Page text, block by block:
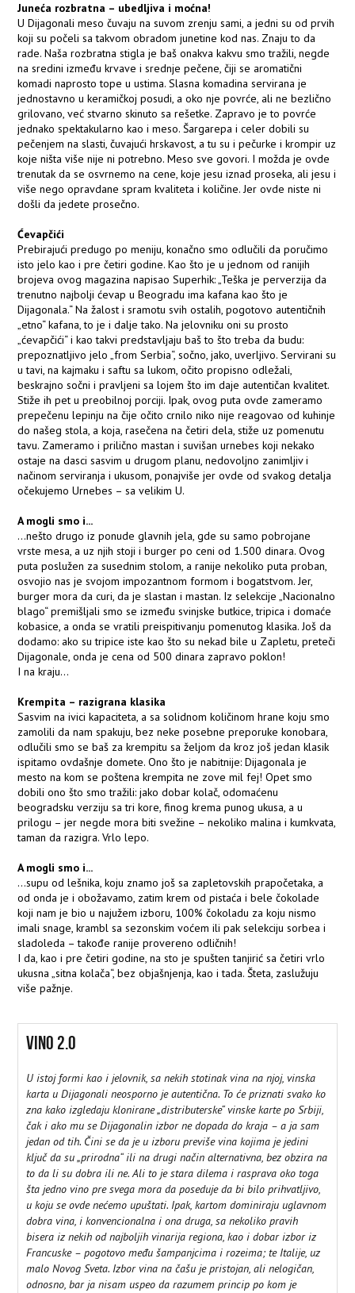
Juneća rozbratna – ubedljiva i moćna!
U Dijagonali meso čuvaju na suvom zrenju sami, a jedni su od prvih
koji su počeli sa takvom obradom junetine kod nas. Znaju to da
rade. Naša rozbratna stigla je baš onakva kakvu smo tražili, negde
na sredini između krvave i srednje pečene, čiji se aromatični
komadi naprosto tope u ustima. Slasna komadina servirana je
jednostavno u keramičkoj posudi, a oko nje povrće, ali ne bezlično
grilovano, već stvarno skinuto sa rešetke. Zapravo je to povrće
jednako spektakularno kao i meso. Šargarepa i celer dobili su
pečenjem na slasti, čuvajući hrskavost, a tu su i pečurke i krompir uz
koje ništa više nije ni potrebno. Meso sve govori. I možda je ovde
trenutak da se osvrnemo na cene, koje jesu iznad proseka, ali jesu i
više nego opravdane spram kvaliteta i količine. Jer ovde niste ni
došli da jedete prosečno.
Ćevapčići
Prebirajući predugo po meniju, konačno smo odlučili da poručimo
isto jelo kao i pre četiri godine. Kao što je u jednom od ranijih
brojeva ovog magazina napisao Superhik: „Teška je perverzija da
trenutno najbolji ćevap u Beogradu ima kafana kao što je
Dijagonala.“ Na žalost i sramotu svih ostalih, pogotovo autentičnih
„etno“ kafana, to je i dalje tako. Na jelovniku oni su prosto
„ćevapčići“ i kao takvi predstavljaju baš to što treba da budu:
prepoznatljivo jelo „from Serbia“, sočno, jako, uverljivo. Servirani su
u tavi, na kajmaku i saftu sa lukom, očito propisno odležali,
beskrajno sočni i pravljeni sa lojem što im daje autentičan kvalitet.
Stiže ih pet u preobilnoj porciji. Ipak, ovog puta ovde zameramo
prepečenu lepinju na čije očito crnilo niko nije reagovao od kuhinje
do našeg stola, a koja, rasečena na četiri dela, stiže uz pomenutu
tavu. Zameramo i prilično mastan i suvišan urnebes koji nekako
ostaje na dasci sasvim u drugom planu, nedovoljno zanimljiv i
načinom serviranja i ukusom, ponajviše jer ovde od svakog detalja
očekujemo Urnebes – sa velikim U.
A mogli smo i...
...nešto drugo iz ponude glavnih jela, gde su samo pobrojane
vrste mesa, a uz njih stoji i burger po ceni od 1.500 dinara. Ovog
puta poslužen za susednim stolom, a ranije nekoliko puta proban,
osvojio nas je svojom impozantnom formom i bogatstvom. Jer,
burger mora da curi, da je slastan i mastan. Iz selekcije „Nacionalno
blago“ premišljali smo se između svinjske butkice, tripica i domaće
kobasice, a onda se vratili preispitivanju pomenutog klasika. Još da
dodamo: ako su tripice iste kao što su nekad bile u Zapletu, preteči
Dijagonale, onda je cena od 500 dinara zapravo poklon!
I na kraju...
Krempita – razigrana klasika
Sasvim na ivici kapaciteta, a sa solidnom količinom hrane koju smo
zamolili da nam spakuju, bez neke posebne preporuke konobara,
odlučili smo se baš za krempitu sa željom da kroz još jedan klasik
ispitamo ovdašnje domete. Ono što je nabitnije: Dijagonala je
mesto na kom se poštena krempita ne zove mil fej! Opet smo
dobili ono što smo tražili: jako dobar kolač, odomaćenu
beogradsku verziju sa tri kore, finog krema punog ukusa, a u
prilogu – jer negde mora biti svežine – nekoliko malina i kumkvata,
taman da razigra. Vrlo lepo.
A mogli smo i...
...supu od lešnika, koju znamo još sa zapletovskih prapočetaka, a
od onda je i obožavamo, zatim krem od pistaća i bele čokolade
koji nam je bio u najužem izboru, 100% čokoladu za koju nismo
imali snage, krambl sa sezonskim voćem ili pak selekciju sorbea i
sladoleda – takođe ranije provereno odličnih!
I da, kao i pre četiri godine, na sto je spušten tanjirić sa četiri vrlo
ukusna „sitna kolača“, bez objašnjenja, kao i tada. Šteta, zaslužuju
više pažnje.
VINO 2.0
U istoj formi kao i jelovnik, sa nekih stotinak vina na njoj, vinska
karta u Dijagonali neosporno je autentična. To će priznati svako ko
zna kako izgledaju klonirane „distributerske“ vinske karte po Srbiji,
čak i ako mu se Dijagonalin izbor ne dopada do kraja – a ja sam
jedan od tih. Čini se da je u izboru previše vina kojima je jedini
ključ da su „prirodna“ ili na drugi način alternativna, bez obzira na
to da li su dobra ili ne. Ali to je stara dilema i rasprava oko toga
šta jedno vino pre svega mora da poseduje da bi bilo prihvatljivo,
u koju se ovde nećemo upuštati. Ipak, kartom dominiraju uglavnom
dobra vina, i konvencionalna i ona druga, sa nekoliko pravih
bisera iz nekih od najboljih vinarija regiona, kao i dobar izbor iz
Francuske – pogotovo među šampanjcima i rozeima; te Italije, uz
malo Novog Sveta. Izbor vina na čašu je pristojan, ali nelogičan,
odnosno, bar ja nisam uspeo da razumem princip po kom je